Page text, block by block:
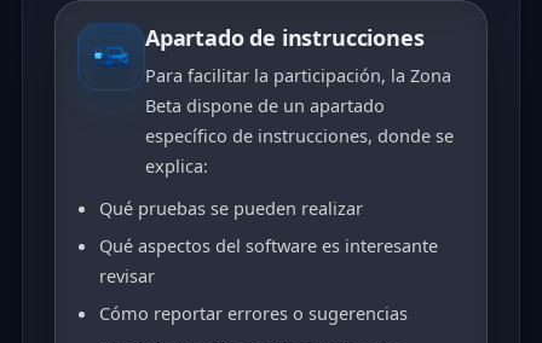
Apartado de instrucciones
Para facilitar la participación, la Zona
Beta dispone de un apartado
específico de instrucciones, donde se
explica:
Qué pruebas se pueden realizar
Qué aspectos del software es interesante
revisar
Cómo reportar errores o sugerencias